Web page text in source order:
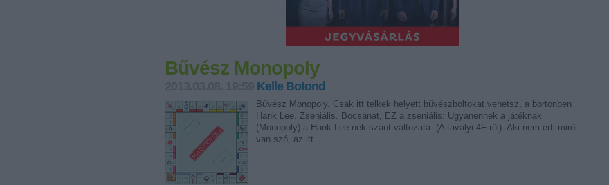
Bűvész Monopoly
Kelle Botond
Bűvész Monopoly. Csak itt telkek helyett bűvészboltokat vehetsz, a börtönben
Hank Lee. Zseniális. Bocsánat, EZ a zseniális: Ugyanennek a játéknak
(Monopoly) a Hank Lee-nek szánt változata. (A tavalyi 4F-ről). Aki nem érti miről
van szó, az itt…